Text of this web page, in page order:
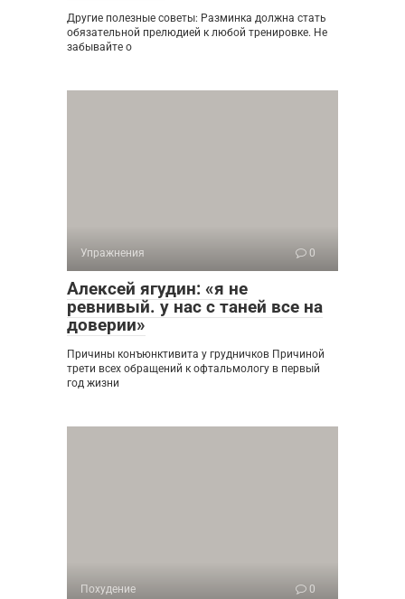
Другие полезные советы: Разминка должна стать
обязательной прелюдией к любой тренировке. Не
забывайте о
Упражнения 0
Алексей ягудин: «я не
ревнивый. у нас с таней все на
доверии»
Причины конъюнктивита у грудничков Причиной
трети всех обращений к офтальмологу в первый
год жизни
Похудение 0